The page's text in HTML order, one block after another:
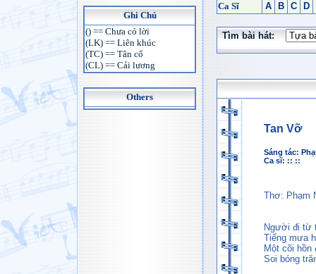
Ghi Chú
() == Chưa có lời
(LK) == Liên khúc
(TC) == Tân cổ
(CL) == Cải lương
Others
Ca Sĩ
A B C D
Tìm bài hát:
Tan Vỡ
Sáng tác:
Ca sĩ: :: ::
Thơ: Phạm
Người đi từ
Tiếng mưa
Một cõi hồn
Soi bóng